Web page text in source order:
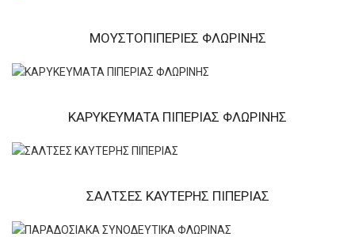
ΜΟΥΣΤΟΠΙΠΕΡΙΕΣ ΦΛΩΡΙΝΗΣ
ΚΑΡΥΚΕΥΜΑΤΑ ΠΙΠΕΡΙΑΣ ΦΛΩΡΙΝΗΣ
ΣΑΛΤΣΕΣ ΚΑΥΤΕΡΗΣ ΠΙΠΕΡΙΑΣ